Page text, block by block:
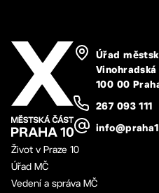
Úřad
Vinohradská
100 00
267 093 111
Život v Praze 10
Úřad MČ
Vedení a správa MČ